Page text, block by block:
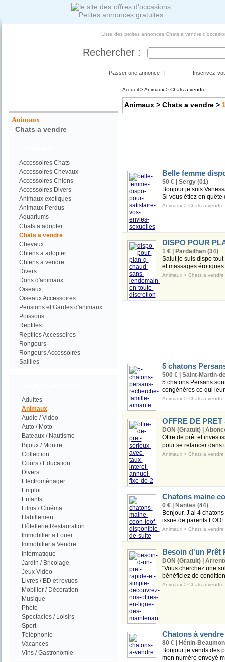
Petites annonces gratuites
Liste des petites annonces Chats a vendre
Rechercher :
Passer une annonce | Inscrivez-
Animaux
- Chats a vendre
Accessoires Chats
Accessoires Chevaux
Accessoires Chiens
Accessoires Divers
Animaux exotiques
Animaux Perdus
Aquariums
Chats a adopter
Chats a vendre
Chevaux
Chiens a adopter
Chiens a vendre
Divers
Dons d'animaux
Oiseaux
Oiseaux Accessoires
Pensions et Gardes d'animaux
Poissons
Reptiles
Reptiles Accessoires
Rongeurs
Rongeurs Accessoires
Saillies
Adultes
Animaux
Audio / Vidéo
Auto / Moto
Bateaux / Nautisme
Bijoux / Montre
Collection
Cours / Education
Divers
Electroménager
Emploi
Enfants
Films / Cinéma
Habillement
Hôtellerie Restauration
Immobilier a Louer
Immobilier a Vendre
Informatique
Jardin / Bricolage
Jeux Vidéo
Livres / BD et revues
Mobilier / Décoration
Musique
Photo
Spectacles / Loisirs
Sport
Téléphonie
Vacances
Vins / Gastronomie
Accueil>Animaux> Chats a vendre
Animaux> Chats a vendre>
Belle femme
50 € | Sergy (01)
Bonjour je suis
Si vous étiez en quête
Animaux> Chats a vendre
DISPO POUR
1 € | Pardailhan (34)
Salut je suis dispo
et massages
Animaux> Chats a vendre
5 chatons
500 € | Saint-Martin-
5 chatons Persans
congénères ce qui
Animaux> Chats a vendre
OFFRE DE PRET
DON (Gratuit) |
Offre de prêt et
pour se relancer dans
Animaux> Chats a vendre
Chatons maine
0 € | Nantes (44)
Bonjour, J’ai 4
issue de parents
Animaux> Chats a vendre
Besoin d'un Prêt
DON (Gratuit) |
"Vous cherchez une
bénéficiez de
Animaux> Chats a vendre
Chatons à vendre
80 € | Hénin-
Bonjour je vends des
mon numéro envoyé